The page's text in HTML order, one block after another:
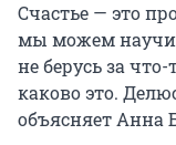
Счастье — это
мы можем
не берусь за
каково это.
объясняет Анна